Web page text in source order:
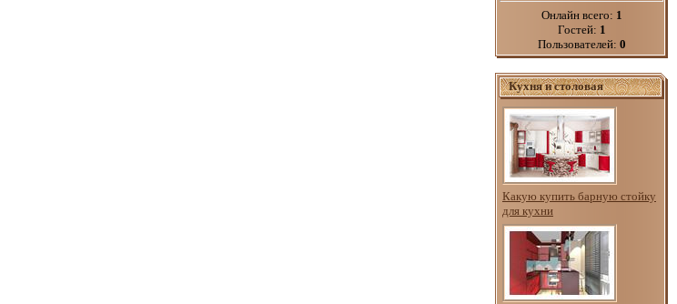
Онлайн всего: 1
Гостей: 1
Пользователей: 0
Кухня и столовая
Какую купить барную стойку
для кухни